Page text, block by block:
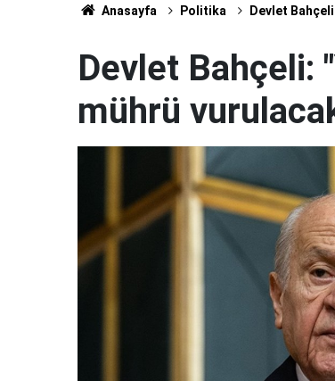
Anasayfa Politika Devlet
Devlet Bahçeli:
mührü